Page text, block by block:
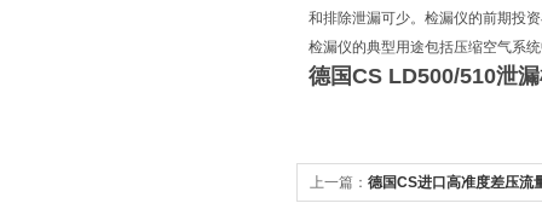
和排除泄漏可少。检漏仪的前期投
检漏仪的典型用途包括压缩空气系
德国CS LD500/510泄
上一篇： 德国CS进口高准度差压流